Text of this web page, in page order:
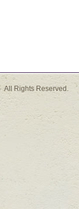
All Rights Reserved.